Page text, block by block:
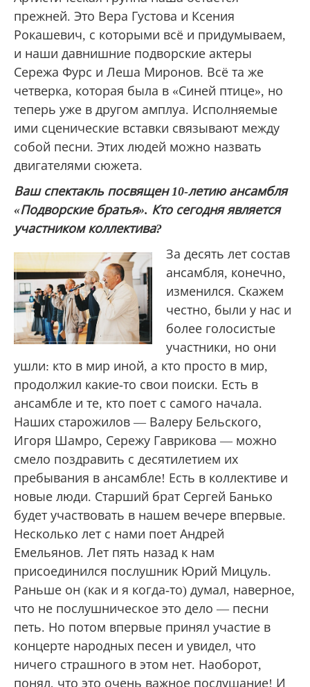
прежней. Это Вера Густова и Ксения
Рокашевич, с которыми всё и придумываем,
и наши давнишние подворские актеры
Сережа Фурс и Леша Миронов. Всё та же
четверка, которая была в «Синей птице», но
теперь уже в другом амплуа. Исполняемые
ими сценические вставки связывают между
собой песни. Этих людей можно назвать
двигателями сюжета.
Ваш спектакль посвящен 10-летию ансамбля
«Подворские братья». Кто сегодня является
участником коллектива?
За десять лет состав
ансамбля, конечно,
изменился. Скажем
честно, были у нас и
более голосистые
участники, но они
ушли: кто в мир иной, а кто просто в мир,
продолжил какие-то свои поиски. Есть в
ансамбле и те, кто поет с самого начала.
Наших старожилов — Валеру Бельского,
Игоря Шамро, Сережу Гаврикова — можно
смело поздравить с десятилетием их
пребывания в ансамбле! Есть в коллективе и
новые люди. Старший брат Сергей Банько
будет участвовать в нашем вечере впервые.
Несколько лет с нами поет Андрей
Емельянов. Лет пять назад к нам
присоединился послушник Юрий Мицуль.
Раньше он (как и я когда-то) думал, наверное,
что не послушническое это дело — песни
петь. Но потом впервые принял участие в
концерте народных песен и увидел, что
ничего страшного в этом нет. Наоборот,
понял, что это очень важное послушание! И